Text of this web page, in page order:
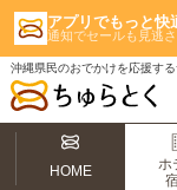
アプリでもっと快
通知でセールも見逃
沖縄県民のおでかけを応援する
HOME
ホ